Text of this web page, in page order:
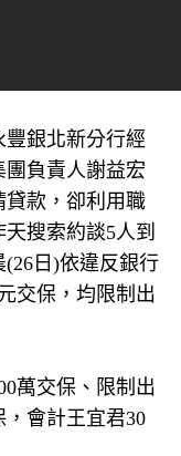
銀北新分行經
負責人謝益宏
貸款，卻利用職
搜索約談5人到
日)依違反銀行
交保，均限制出
萬交保、限制出
會計王宜君30